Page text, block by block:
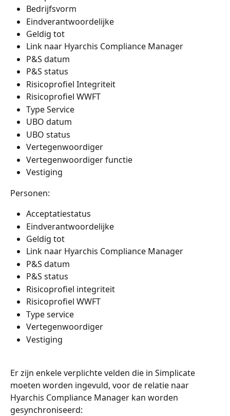
Bedrijfsvorm
Eindverantwoordelijke
Geldig tot
Link naar Hyarchis Compliance Manager
P&S datum
P&S status
Risicoprofiel Integriteit
Risicoprofiel WWFT
Type Service
UBO datum
UBO status
Vertegenwoordiger
Vertegenwoordiger functie
Vestiging
Personen:
Acceptatiestatus
Eindverantwoordelijke
Geldig tot
Link naar Hyarchis Compliance Manager
P&S datum
P&S status
Risicoprofiel integriteit
Risicoprofiel WWFT
Type service
Vertegenwoordiger
Vestiging
Er zijn enkele verplichte velden die in Simplicate
moeten worden ingevuld, voor de relatie naar
Hyarchis Compliance Manager kan worden
gesynchroniseerd: